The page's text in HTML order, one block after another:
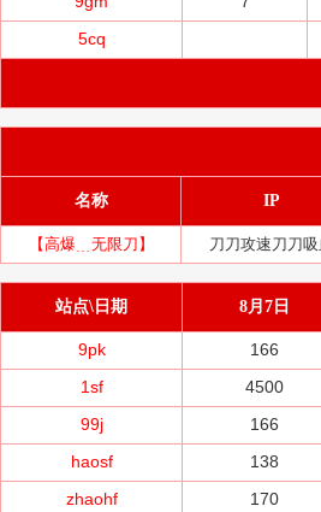
5cq
名称 IP
【高爆﹍无限刀】 刀刀攻速刀刀吸
站点\日期 8月7日
9pk 166
1sf
4500
99j
166
haosf
138
zhaohf
170